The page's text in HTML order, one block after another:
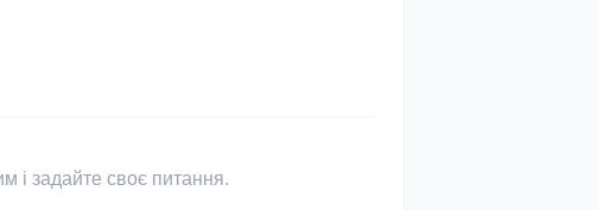
і задайте своє питання.